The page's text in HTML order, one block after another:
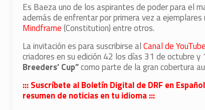
Es Baeza uno de los aspirantes de poder para el
además de enfrentar por primera vez a ejemplares
Mindframe(Constitution) entre otros.
La invitación es para suscribirse alCanal de YouTube
criadores en su edición 42 los días 31 de octubre
Breeders’ Cup”como parte de la gran cobertura
::: Suscríbete al Boletín Digital de DRF en
resumen de noticias en tu idioma :::